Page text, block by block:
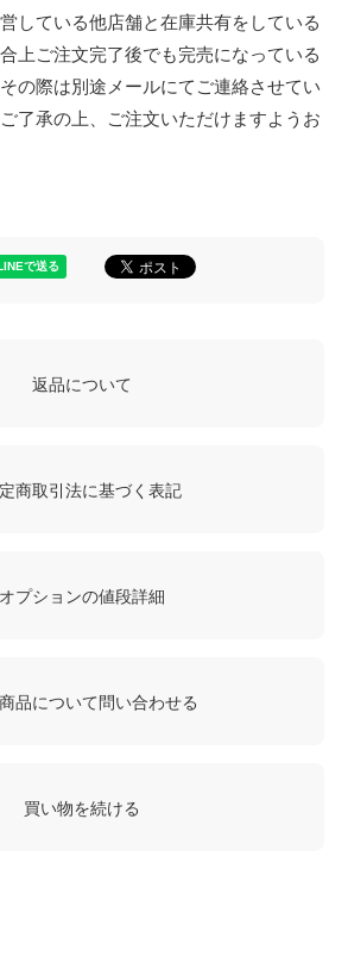
している他店舗と在庫共有をしている
上ご注文完了後でも完売になっている
の際は別途メールにてご連絡させてい
了承の上、ご注文いただけますようお
返品について
商取引法に基づく表記
オプションの値段詳細
品について問い合わせる
買い物を続ける